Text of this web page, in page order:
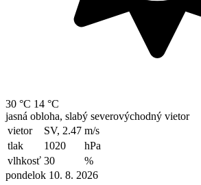
30 °C 14 °C
jasná obloha, slabý severovýchodný vietor
vietor
SV, 2.47 m/s
tlak
1020
hPa
vlhkosť 30
%
pondelok 10. 8. 2026